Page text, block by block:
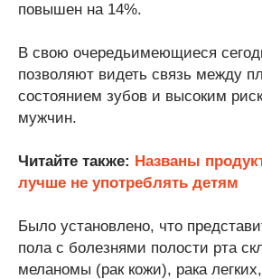
повышен на 14%.
В свою очередьимеющиеся
позволяют видеть связь между
состоянием зубов и высоким
мужчин.
Читайте также: Названы
лучше не употреблять детям
Было установлено, что
пола с болезнями полости рта
меланомы (рак кожи), рака